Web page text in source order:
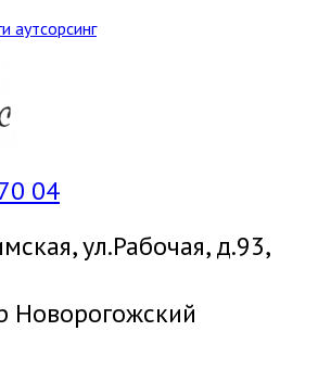
аутсорсинг
04
ул.Рабочая, д.93,
Новорогожский